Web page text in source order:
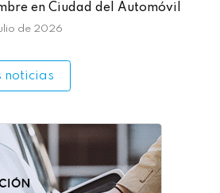
en Ciudad del Automóvil
de 2026
noticias